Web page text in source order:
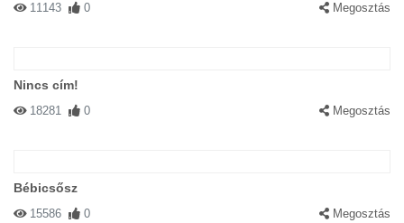
11143 0 Megosztás
Nincs cím!
18281 0 Megosztás
Bébicsősz
15586 0 Megosztás